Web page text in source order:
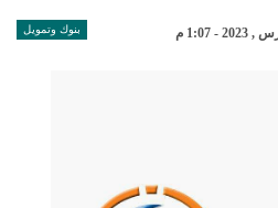
بنوك وتمويل